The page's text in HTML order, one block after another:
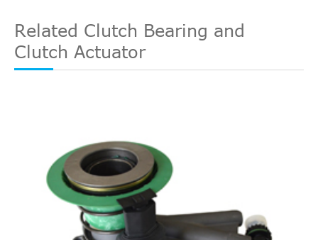
Related Clutch Bearing and
Clutch Actuator